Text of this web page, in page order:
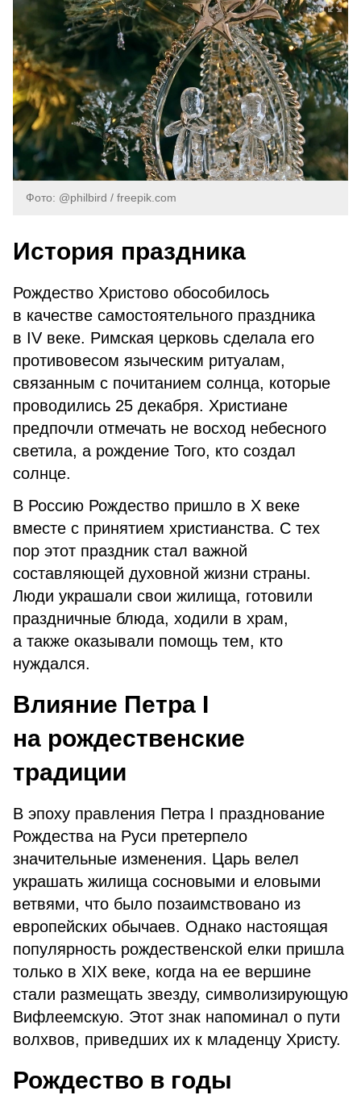
Фото: @philbird / freepik.com
История праздника
Рождество Христово обособилось
в качестве самостоятельного праздника
в IV веке. Римская церковь сделала его
противовесом языческим ритуалам,
связанным с почитанием солнца, которые
проводились 25 декабря. Христиане
предпочли отмечать не восход небесного
светила, а рождение Того, кто создал
солнце.
В Россию Рождество пришло в X веке
вместе с принятием христианства. С тех
пор этот праздник стал важной
составляющей духовной жизни страны.
Люди украшали свои жилища, готовили
праздничные блюда, ходили в храм,
а также оказывали помощь тем, кто
нуждался.
Влияние Петра I
на рождественские
традиции
В эпоху правления Петра I празднование
Рождества на Руси претерпело
значительные изменения. Царь велел
украшать жилища сосновыми и еловыми
ветвями, что было позаимствовано из
европейских обычаев. Однако настоящая
популярность рождественской елки пришла
только в XIX веке, когда на ее вершине
стали размещать звезду, символизирующую
Вифлеемскую. Этот знак напоминал о пути
волхвов, приведших их к младенцу Христу.
Рождество в годы